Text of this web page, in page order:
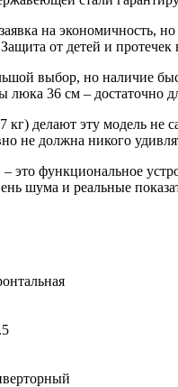
на
от детей и
выбор, но наличие
36 см – достаточно
делают эту модель не
не должна никого
функциональное
шума и реальные